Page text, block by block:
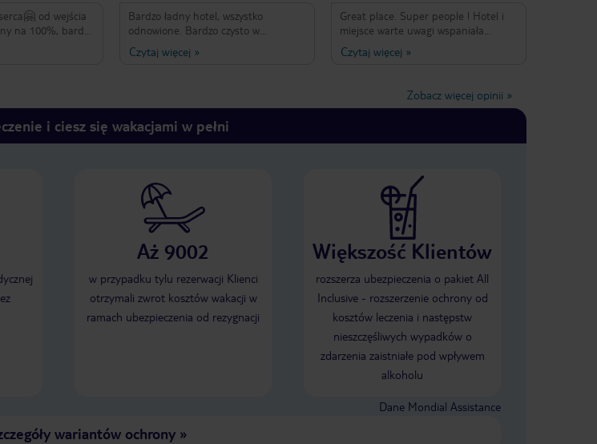
od wejścia
na 100%, bardzo
obsługa od
Bardzo ładny hotel, wszystko
odnowione. Bardzo czysto w
pokojach, sprawna klimatyzacja, w
oknie moskitiery (choć zupełnie nie
dostępne w opcji all. Cudne
powitanie w hotelu na przyjeździe,
odświeżyć i przebrać. A jak już
popołudniu zapukała obsługa pokoju
zapytać czy aby nic nie brakuje
(pomimo dopołudniowego
sprzątania) to się zakochałam ;)
Naprawdę inne hotele w których
byłam do tej pory, a lubię
wypoczywać w dobrych warunkach,
mogły by się od nich wiele nauczyć.
Oby tak dalej Bamburi! Wszystkiego
Czytaj więcej »
Great place. Super people ! Hotel i
miejsce warte uwagi wspaniała
obsługa.
Czytaj więcej »
Zobacz więcej opinii »
i ciesz się wakacjami w pełni
Aż 9002
w przypadku tylu rezerwacji Klienci
otrzymali zwrot kosztów wakacji w
ramach ubezpieczenia od rezygnacji
Większość Klientów
rozszerza ubezpieczenia o pakiet All
Inclusive - rozszerzenie ochrony od
kosztów leczenia i następstw
nieszczęśliwych wypadków o
zdarzenia zaistniałe pod wpływem
alkoholu
Dane Mondial Assistance
wariantów ochrony»